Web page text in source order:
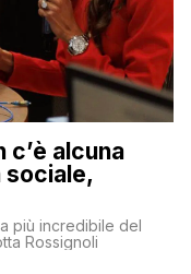
c’è alcuna
sociale,
più incredibile del
Rossignoli